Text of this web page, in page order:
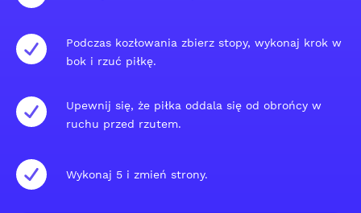
Podczas kozłowania zbierz stopy, wykonaj krok w
bok i rzuć piłkę.
Upewnij się, że piłka oddala się od obrońcy w
ruchu przed rzutem.
Wykonaj 5 i zmień strony.